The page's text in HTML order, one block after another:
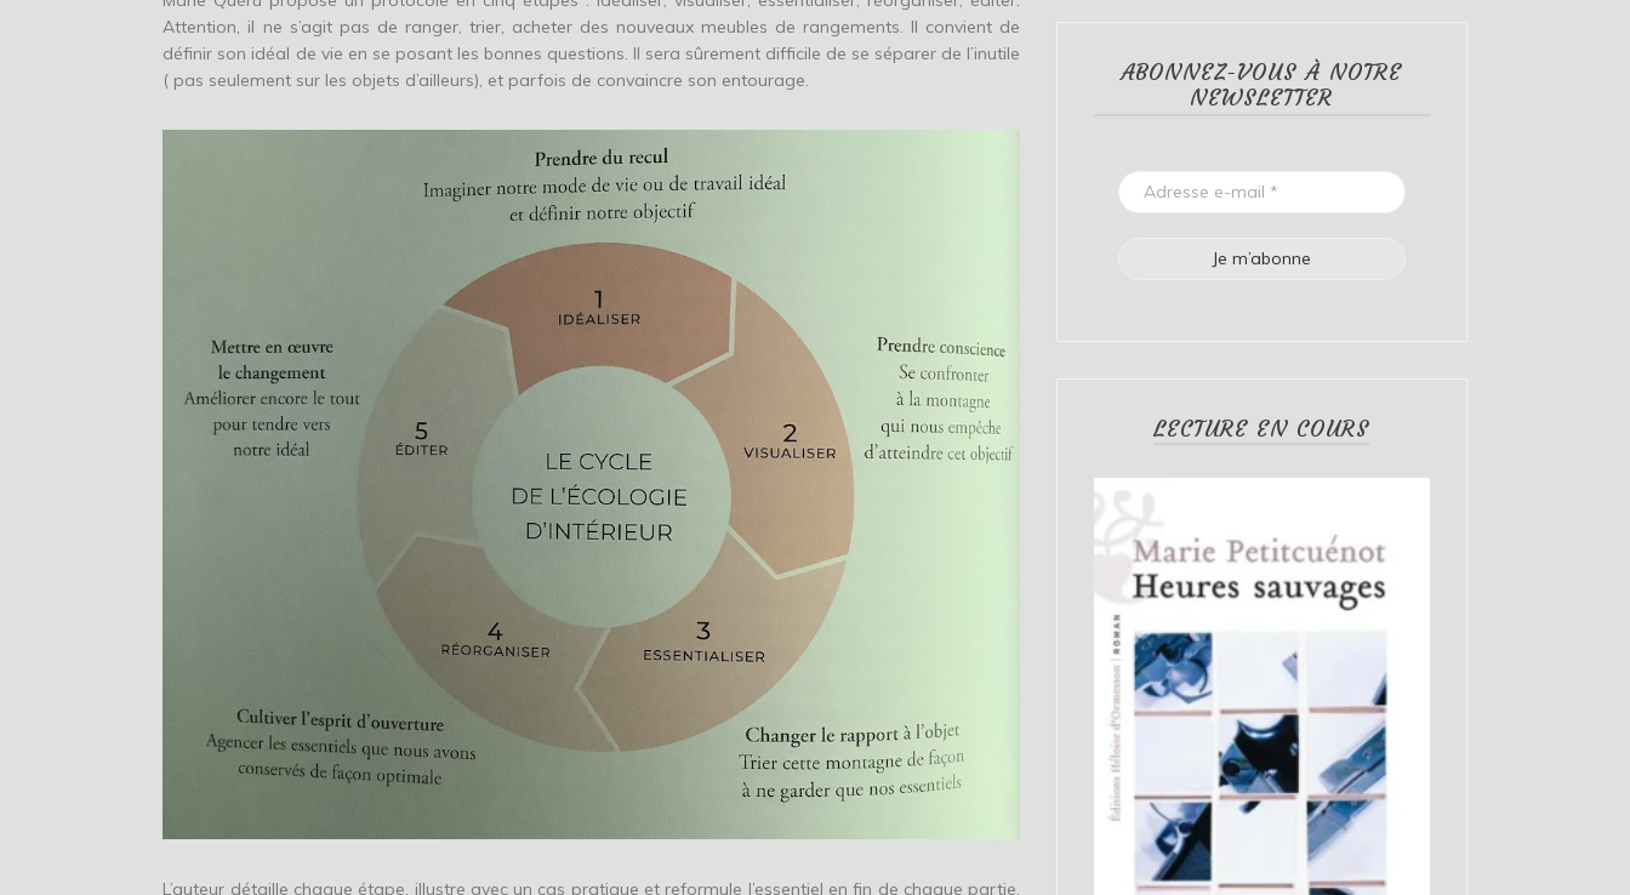
Attention, il ne s’agit pas de ranger, trier, acheter des nouveaux meubles de rangements. Il convient de
définir son idéal de vie en se posant les bonnes questions. Il sera sûrement difficile de se séparer de l’inutile
( pas seulement sur les objets d’ailleurs), et parfois de convaincre son entourage.
L’auteur détaille chaque étape, illustre avec un cas pratique et reformule l’essentiel en fin de chaque partie.
ABONNEZ-VOUS À NOTRE
NEWSLETTER
LECTURE EN COURS